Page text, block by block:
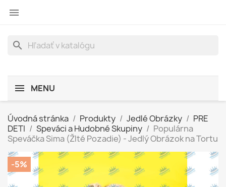

search
MENU
Úvodná stránka Produkty Jedlé Obrázky
PRE
DETI
Speváci a Hudobné Skupiny
Populárna
Speváčka Sima (Žlté Pozadie) - Jedlý Obrázok na Tortu
-5%